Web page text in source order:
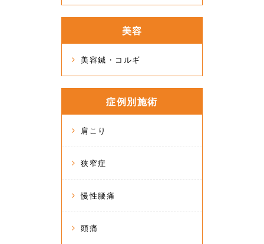
美容
美容鍼・コルギ
症例別施術
肩こり
狭窄症
慢性腰痛
頭痛